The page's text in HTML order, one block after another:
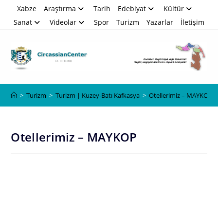
Xabze Araştırma Tarih Edebiyat
Kültür
Sanat
Videolar Spor Turizm Yazarlar İletişim
> Turizm > Turizm | Kuzey-Batı Kafkasya > Otellerimiz – MAYKOP
Otellerimiz – MAYKOP